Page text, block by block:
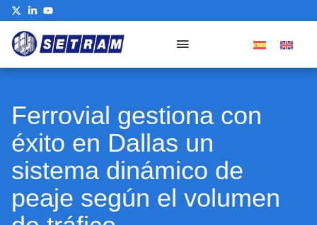
Ferrovial gestiona con
éxito en Dallas un
sistema dinámico de
peaje según el volumen